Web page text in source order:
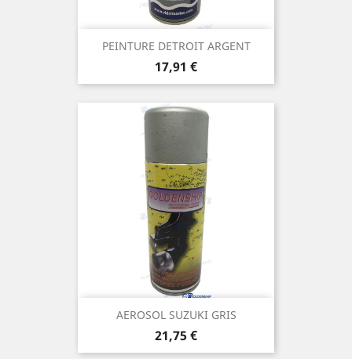
PEINTURE DETROIT ARGENT
Prix
17,91 €
AEROSOL SUZUKI GRIS
Prix
21,75 €